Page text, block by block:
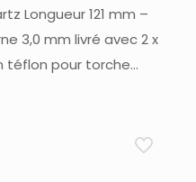
Longueur 121 mm –
3,0 mm livré avec 2 x
téflon pour torche